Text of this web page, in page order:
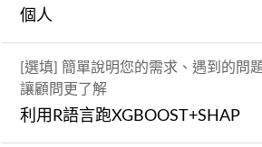
個人
[選填] 簡單說明您的需求、遇到的問
讓顧問更了解
利用R語言跑XGBOOST+SHAP